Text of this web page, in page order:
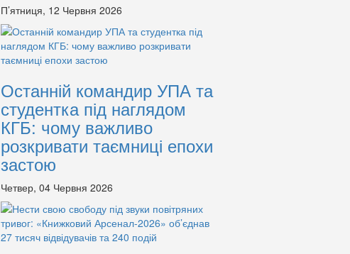
П’ятниця, 12 Червня 2026
Останній командир УПА та
студентка під наглядом
КГБ: чому важливо
розкривати таємниці епохи
застою
Четвер, 04 Червня 2026